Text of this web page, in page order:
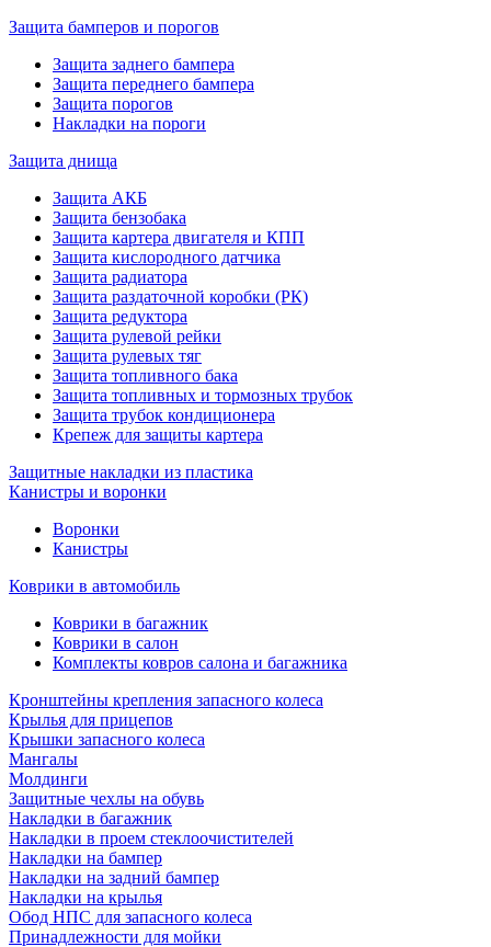
Защита бамперов и порогов
Защита заднего бампера
Защита переднего бампера
Защита порогов
Накладки на пороги
Защита днища
Защита АКБ
Защита бензобака
Защита картера двигателя и КПП
Защита кислородного датчика
Защита радиатора
Защита раздаточной коробки (РК)
Защита редуктора
Защита рулевой рейки
Защита рулевых тяг
Защита топливного бака
Защита топливных и тормозных трубок
Защита трубок кондиционера
Крепеж для защиты картера
Защитные накладки из пластика
Канистры и воронки
Воронки
Канистры
Коврики в автомобиль
Коврики в багажник
Коврики в салон
Комплекты ковров салона и багажника
Кронштейны крепления запасного колеса
Крылья для прицепов
Крышки запасного колеса
Мангалы
Молдинги
Защитные чехлы на обувь
Накладки в багажник
Накладки в проем стеклоочистителей
Накладки на бампер
Накладки на задний бампер
Накладки на крылья
Обод НПС для запасного колеса
Принадлежности для мойки